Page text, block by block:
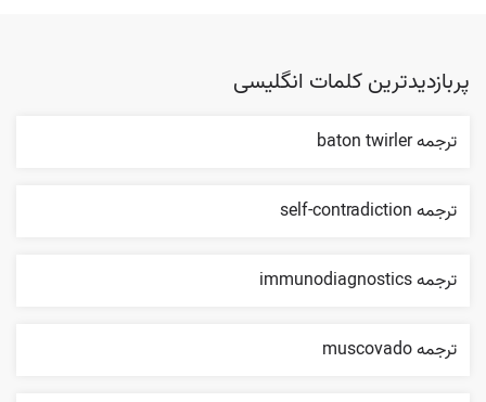
پربازدیدترین کلمات انگلیسی
ترجمه baton twirler
ترجمه self-contradiction
ترجمه immunodiagnostics
ترجمه muscovado